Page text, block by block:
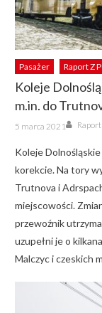
Pasażer Raport Z
Koleje
m.in. do
Posted
on
5 marca 2021 Author
Koleje
korekcie. Na tory
Trutnova i
miejscowości.
przewoźnik
uzupełni je o
Malczyc i czeskich